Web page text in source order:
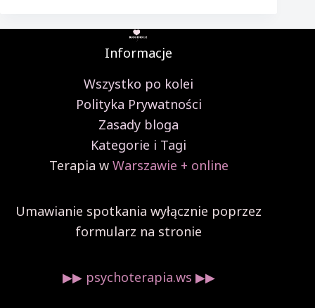
Informacje
Wszystko po kolei
Polityka Prywatności
Zasady bloga
Kategorie i Tagi
Terapia w Warszawie + online
Umawianie spotkania wyłącznie poprzez
formularz na stronie
▶︎▶︎ psychoterapia.ws ▶︎▶︎